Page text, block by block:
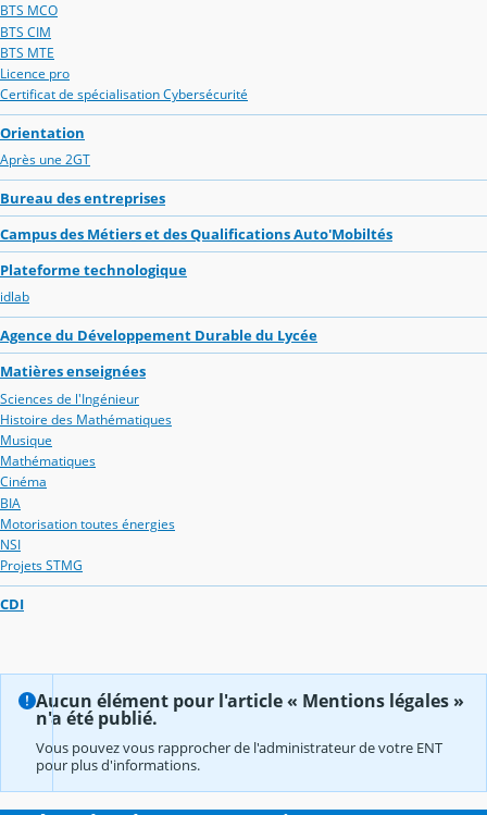
BTS MCO
BTS CIM
BTS MTE
Licence pro
Certificat de spécialisation Cybersécurité
Orientation
Après une 2GT
Bureau des entreprises
Campus des Métiers et des Qualifications Auto'Mobiltés
Plateforme technologique
idlab
Agence du Développement Durable du Lycée
Matières enseignées
Sciences de l'Ingénieur
Histoire des Mathématiques
Musique
Mathématiques
Cinéma
BIA
Motorisation toutes énergies
NSI
Projets STMG
CDI
Aucun élément pour l'article « Mentions légales »
n'a été publié.
Vous pouvez vous rapprocher de l'administrateur de votre ENT
pour plus d'informations.